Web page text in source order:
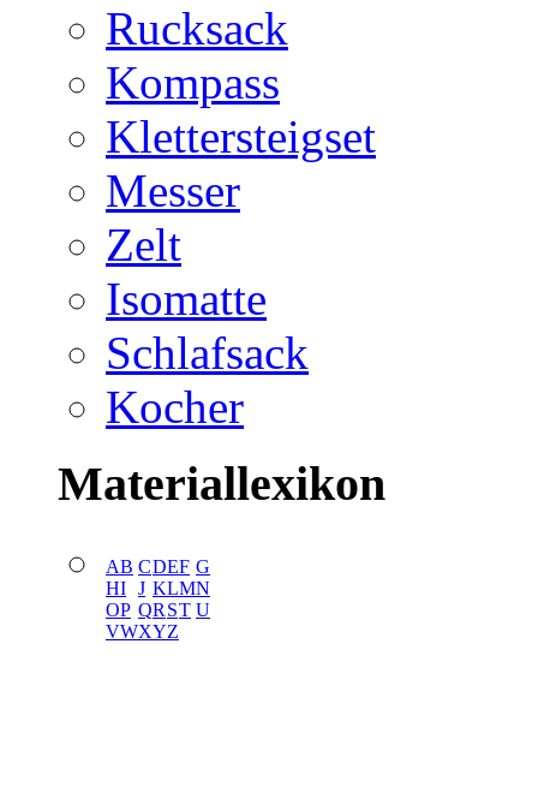
Rucksack
Kompass
Klettersteigset
Messer
Zelt
Isomatte
Schlafsack
Kocher
Materiallexikon
AB CDEF G
HI J KLMN
OP QR ST U
VWXYZ